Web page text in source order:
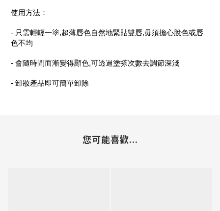
使用方法：
- 只需輕輕一塗,超薄唇色自然地緊貼雙唇,毋須擔心脫色或唇
色不均
- 會隨時間而漸變得顯色,可透過塗搽次數去調節深淺
- 卸妝產品即可簡單卸除
您可能喜歡...